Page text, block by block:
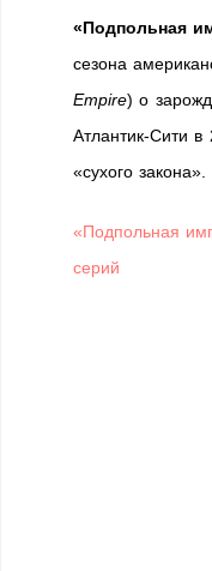
«Подпольная
сезона
Empire) о
Атлантик-Сити
«сухого закона».
«Подпольная
серий